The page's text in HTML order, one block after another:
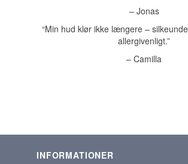
– Jonas
“Min hud klør ikke længere –
allergivenligt.”
– Camilla
INFORMATIONER